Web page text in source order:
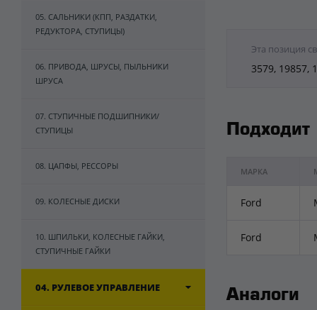
05. САЛЬНИКИ (КПП, РАЗДАТКИ,
РЕДУКТОРА, СТУПИЦЫ)
06. ПРИВОДА, ШРУСЫ, ПЫЛЬНИКИ
ШРУСА
07. СТУПИЧНЫЕ ПОДШИПНИКИ/
СТУПИЦЫ
08. ЦАПФЫ, РЕССОРЫ
09. КОЛЕСНЫЕ ДИСКИ
10. ШПИЛЬКИ, КОЛЕСНЫЕ ГАЙКИ,
СТУПИЧНЫЕ ГАЙКИ
04. РУЛЕВОЕ УПРАВЛЕНИЕ
Эта позиция
3579, 19857,
Подходит
МАРКА
Ford
Ford
Аналоги